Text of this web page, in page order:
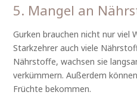
5. Mangel an
Gurken brauchen nicht nur viel
Starkzehrer auch viele
Nährstoffe, wachsen sie
verkümmern. Außerdem
Früchte bekommen.